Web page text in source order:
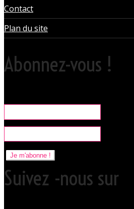
Contact
Plan du site
Abonnez-vous !
Je m'abonne !
Suivez -nous sur